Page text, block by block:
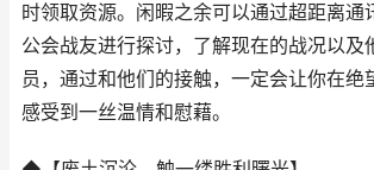
时领取资源。闲暇之余可以通过超距离通
公会战友进行探讨，了解现在的战况以及
员，通过和他们的接触，一定会让你在绝
感受到一丝温情和慰藉。